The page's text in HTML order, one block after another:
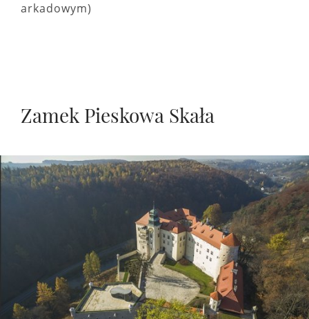
arkadowym)
Zamek Pieskowa Skała